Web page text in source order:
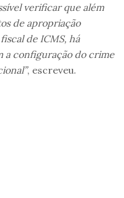
verificar que além
de apropriação
de ICMS, há
a configuração do crime
, escreveu.